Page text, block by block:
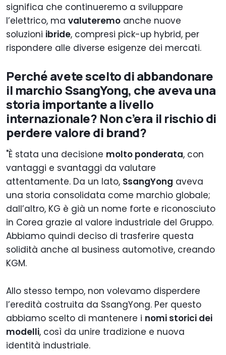
significa che continueremo a sviluppare
l’elettrico, ma valuteremo anche nuove
soluzioni ibride, compresi pick-up hybrid, per
rispondere alle diverse esigenze dei mercati.
Perché avete scelto di abbandonare
il marchio SsangYong, che aveva una
storia importante a livello
internazionale? Non c’era il rischio di
perdere valore di brand?
"È stata una decisione molto ponderata, con
vantaggi e svantaggi da valutare
attentamente. Da un lato, SsangYong aveva
una storia consolidata come marchio globale;
dall’altro, KG è già un nome forte e riconosciuto
in Corea grazie al valore industriale del Gruppo.
Abbiamo quindi deciso di trasferire questa
solidità anche al business automotive, creando
KGM.
Allo stesso tempo, non volevamo disperdere
l’eredità costruita da SsangYong. Per questo
abbiamo scelto di mantenere i nomi storici dei
modelli, così da unire tradizione e nuova
identità industriale.